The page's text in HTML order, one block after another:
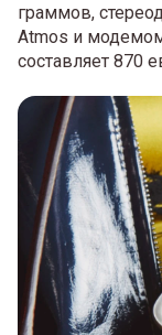
граммов,
Atmos и
составляет 870